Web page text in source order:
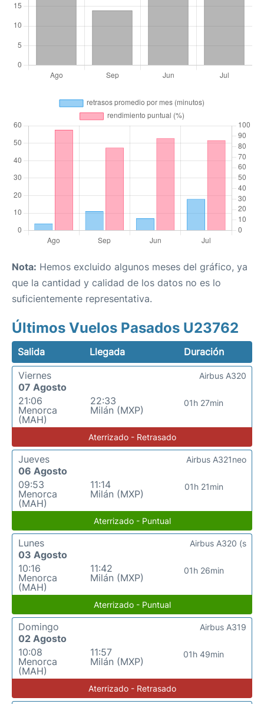
Nota: Hemos excluido algunos meses del gráfico, ya
que la cantidad y calidad de los datos no es lo
suficientemente representativa.
Últimos Vuelos Pasados U23762
Salida Llegada
Duración
Viernes
07 Agosto
21:06
Menorca
(MAH)
22:33
Milán (MXP)
01h 27min
Airbus A320
Aterrizado - Retrasado
Jueves
06 Agosto
09:53
Menorca
(MAH)
11:14
Milán (MXP)
01h 21min
Airbus A321neo
Aterrizado - Puntual
Lunes
03 Agosto
10:16
Menorca
(MAH)
11:42
Milán (MXP)
01h 26min
Airbus A320 (s
Aterrizado - Puntual
Domingo
02 Agosto
10:08
Menorca
(MAH)
11:57
Milán (MXP)
01h 49min
Airbus A319
Aterrizado - Retrasado